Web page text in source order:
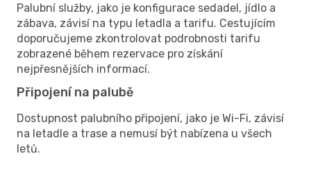
Palubní služby, jako je konfigurace sedadel, jídlo a
zábava, závisí na typu letadla a tarifu. Cestujícím
doporučujeme zkontrolovat podrobnosti tarifu
zobrazené během rezervace pro získání
nejpřesnějších informací.
Připojení na palubě
Dostupnost palubního připojení, jako je Wi-Fi, závisí
na letadle a trase a nemusí být nabízena u všech
letů.